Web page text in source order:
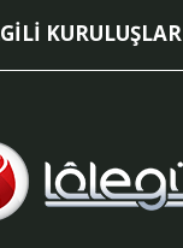
KURULUŞLAR